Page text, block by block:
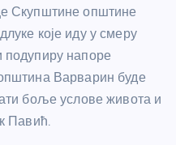
Скупштине општине
које иду у смеру
подупиру напоре
Варварин буде
боље услове живота и
Павић.